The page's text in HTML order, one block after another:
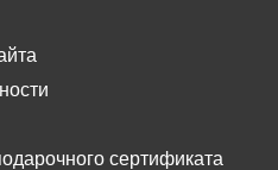
сертификата